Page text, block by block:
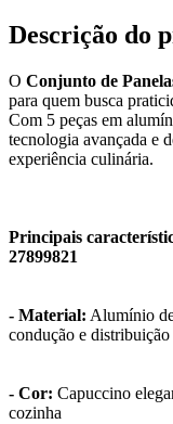
Descrição do
O Conjunto de
para quem busca
Com 5 peças em
tecnologia avançada e
experiência culinária.
Principais
27899821
- Material: Alumínio
condução e
- Cor: Capuccino
cozinha